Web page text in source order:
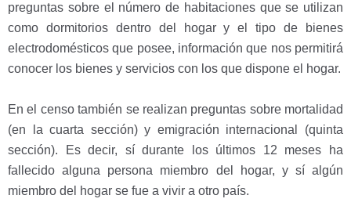
preguntas sobre el número de habitaciones que se utilizan
como dormitorios dentro del hogar y el tipo de bienes
electrodomésticos que posee, información que nos permitirá
conocer los bienes y servicios con los que dispone el hogar.
En el censo también se realizan preguntas sobre mortalidad
(en la cuarta sección) y emigración internacional (quinta
sección). Es decir, sí durante los últimos 12 meses ha
fallecido alguna persona miembro del hogar, y sí algún
miembro del hogar se fue a vivir a otro país.